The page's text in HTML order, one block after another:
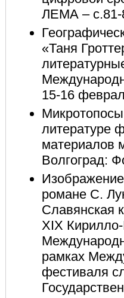
ЛЕМА – с.81-
«Таня
15-16
Микротопосы
литературе
материалов
Волгоград:
романе С.
Славянская
XIX
рамках
фестиваля